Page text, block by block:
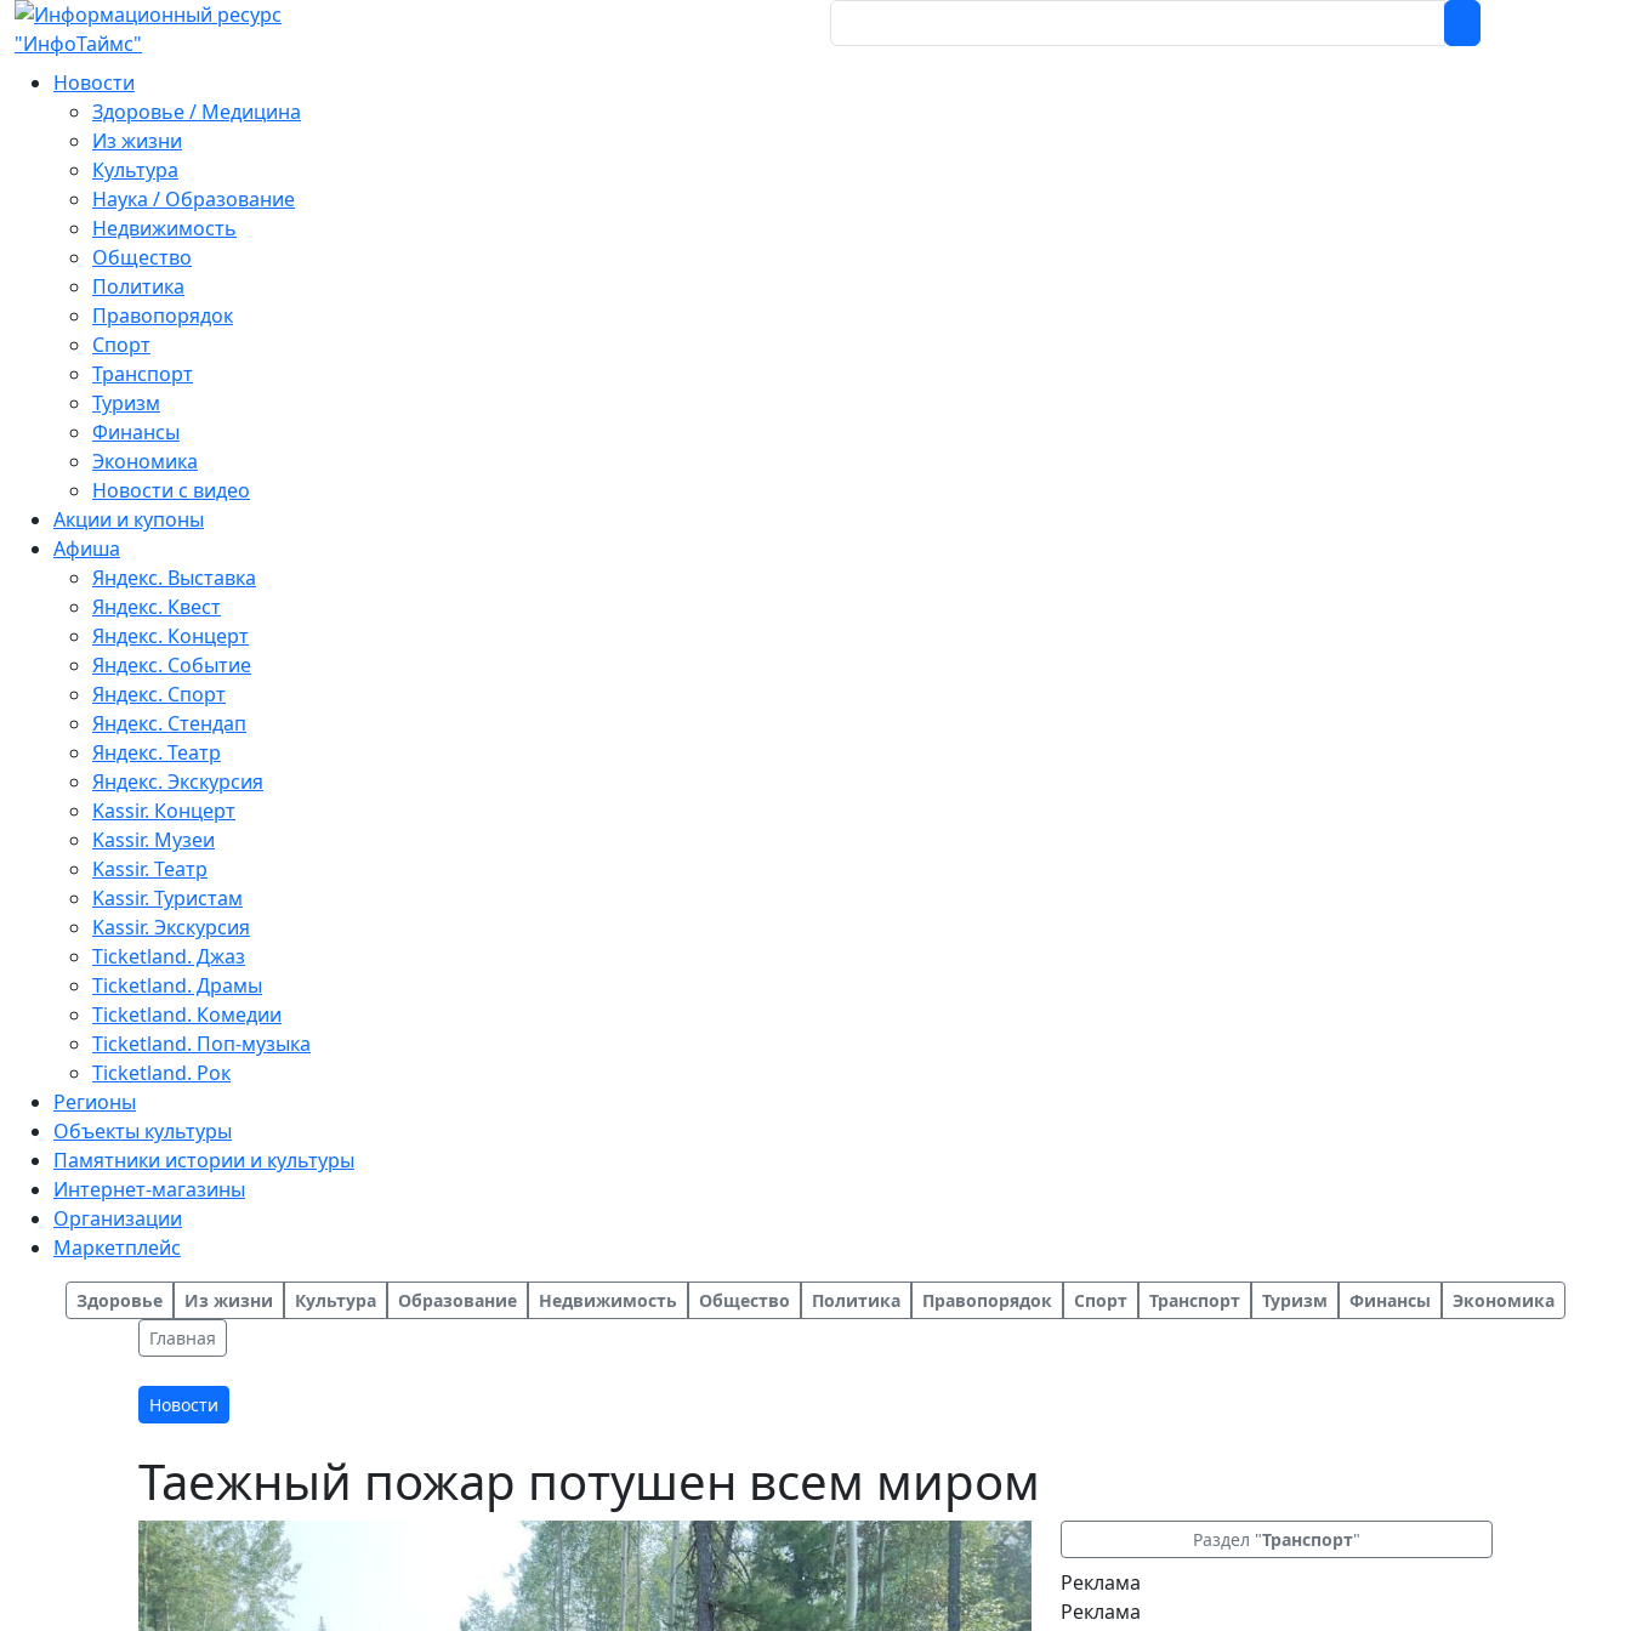
Новости
Здоровье / Медицина
Из жизни
Культура
Наука / Образование
Недвижимость
Общество
Политика
Правопорядок
Спорт
Транспорт
Туризм
Финансы
Экономика
Новости с видео
Акции и купоны
Афиша
Яндекс. Выставка
Яндекс. Квест
Яндекс. Концерт
Яндекс. Событие
Яндекс. Спорт
Яндекс. Стендап
Яндекс. Театр
Яндекс. Экскурсия
Kassir. Концерт
Kassir. Музеи
Kassir. Театр
Kassir. Туристам
Kassir. Экскурсия
Ticketland. Джаз
Ticketland. Драмы
Ticketland. Комедии
Ticketland. Поп-музыка
Ticketland. Рок
Регионы
Объекты культуры
Памятники истории и культуры
Интернет-магазины
Организации
Маркетплейс
Здоровье Из жизни Культура Образование Недвижимость Общество Политика Правопорядок Спорт Транспорт Туризм Финансы
Экономика
Главная
Новости
Таежный пожар потушен всем миром
Раздел "Транспорт"
Реклама
Реклама